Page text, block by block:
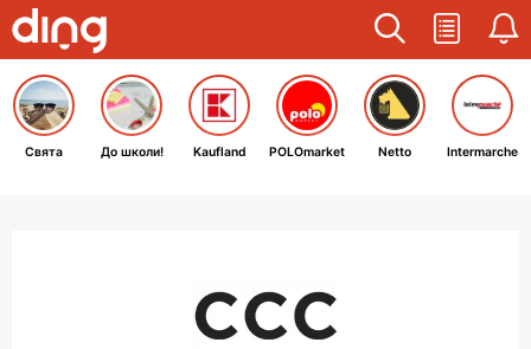
Свята До школи! Kaufland POLOmarket Netto Intermarche